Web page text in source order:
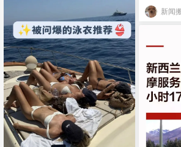
新闻